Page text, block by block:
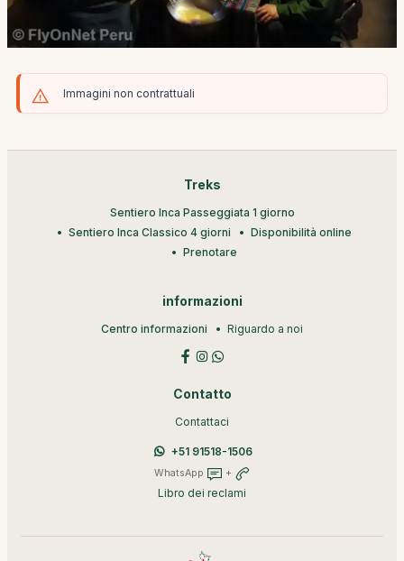
Immagini non contrattuali
Treks
Sentiero Inca Passeggiata 1 giorno
Sentiero Inca Classico 4 giorni
Disponibilità online
Prenotare
informazioni
Centro informazioni Riguardo a noi
Contatto
Contattaci
+51 91518-1506
WhatsApp +
Libro dei reclami